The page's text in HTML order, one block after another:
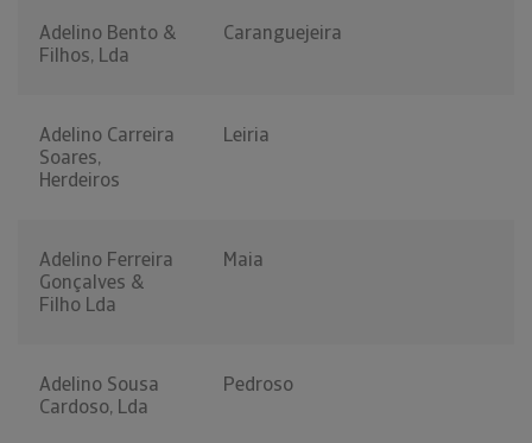
Adelino Bento &
Filhos, Lda
Caranguejeira
Adelino Carreira
Soares,
Herdeiros
Leiria
Adelino Ferreira
Gonçalves &
Filho Lda
Maia
Adelino Sousa
Cardoso, Lda
Pedroso